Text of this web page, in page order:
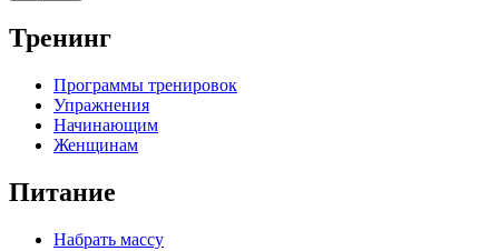
Тренинг
Программы тренировок
Упражнения
Начинающим
Женщинам
Питание
Набрать массу